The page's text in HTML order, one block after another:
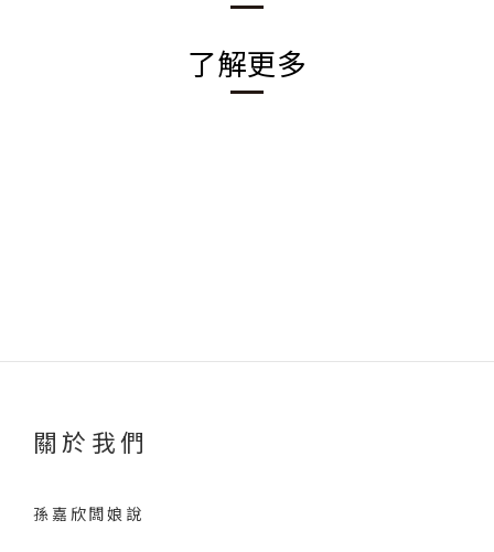
了解更多
關於我們
孫嘉欣闆娘說